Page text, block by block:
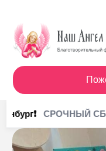
СРОЧНЫЙ